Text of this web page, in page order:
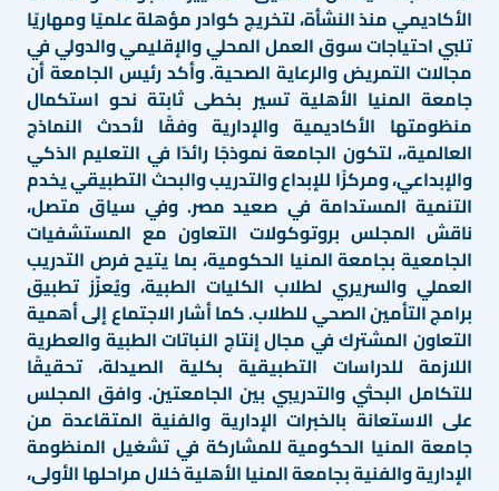
الأكاديمي منذ النشأة، لتخريج كوادر مؤهلة علميًا ومهاريًا
تلبي احتياجات سوق العمل المحلي والإقليمي والدولي في
مجالات التمريض والرعاية الصحية. وأكد رئيس الجامعة أن
جامعة المنيا الأهلية تسير بخطى ثابتة نحو استكمال
منظومتها الأكاديمية والإدارية وفقًا لأحدث النماذج
العالمية،، لتكون الجامعة نموذجًا رائدًا في التعليم الذكي
والإبداعي، ومركزًا للإبداع والتدريب والبحث التطبيقي يخدم
التنمية المستدامة في صعيد مصر. وفي سياق متصل،
ناقش المجلس بروتوكولات التعاون مع المستشفيات
الجامعية بجامعة المنيا الحكومية، بما يتيح فرص التدريب
العملي والسريري لطلاب الكليات الطبية، ويُعزّز تطبيق
برامج التأمين الصحي للطلاب. كما أشار الاجتماع إلى أهمية
التعاون المشترك في مجال إنتاج النباتات الطبية والعطرية
اللازمة للدراسات التطبيقية بكلية الصيدلة، تحقيقًا
للتكامل البحثي والتدريبي بين الجامعتين. وافق المجلس
على الاستعانة بالخبرات الإدارية والفنية المتقاعدة من
جامعة المنيا الحكومية للمشاركة في تشغيل المنظومة
الإدارية والفنية بجامعة المنيا الأهلية خلال مراحلها الأولى،